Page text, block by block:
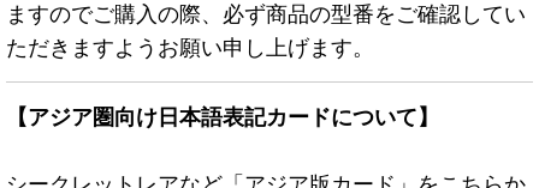
ますのでご購入の際、必ず商品の型番をご確認してい
ただきますようお願い申し上げます。
【アジア圏向け日本語表記カードについて】